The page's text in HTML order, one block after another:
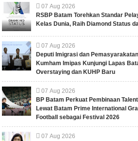
bersama
bina...
07 Aug 2026
RSBP Batam Torehkan Standar
Kelas Dunia, Raih Diamond Status
07 Aug 2026
Deputi Imigrasi dan
Kumham Imipas Kunjungi Lapas
Overstaying dan KUHP Baru
07 Aug 2026
BP Batam Perkuat Pembinaan
Lewat Batam Prime International
Football sebagai Festival 2026
07 Aug 2026